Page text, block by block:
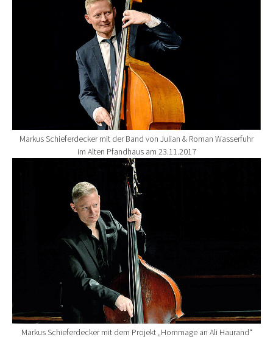
Markus Schieferdecker mit der Band von Julian & Roman Wasserfuhr
im Alten Pfandhaus am 23.11.2017
Markus Schieferdecker mit dem Projekt „Hommage an Ali Haurand“